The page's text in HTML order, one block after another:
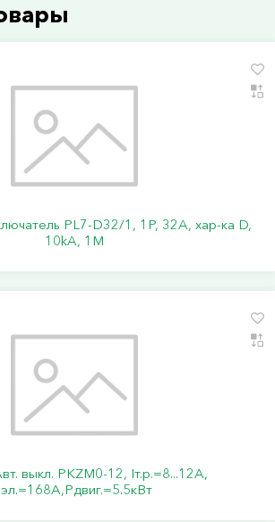
PL7-D32/1, 1P, 32A, хар-ка D,
10kA, 1M
выкл. PKZM0-12, Iт.р.=8...12А,